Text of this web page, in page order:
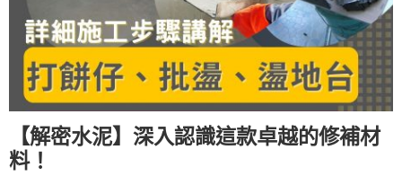
【解密水泥】深入認識這款卓越的修補材
料！